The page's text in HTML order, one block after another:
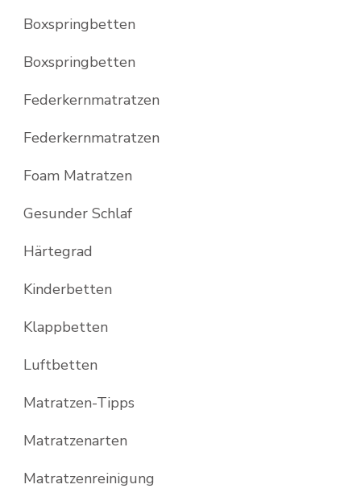
Boxspringbetten
Boxspringbetten
Federkernmatratzen
Federkernmatratzen
Foam Matratzen
Gesunder Schlaf
Härtegrad
Kinderbetten
Klappbetten
Luftbetten
Matratzen-Tipps
Matratzenarten
Matratzenreinigung